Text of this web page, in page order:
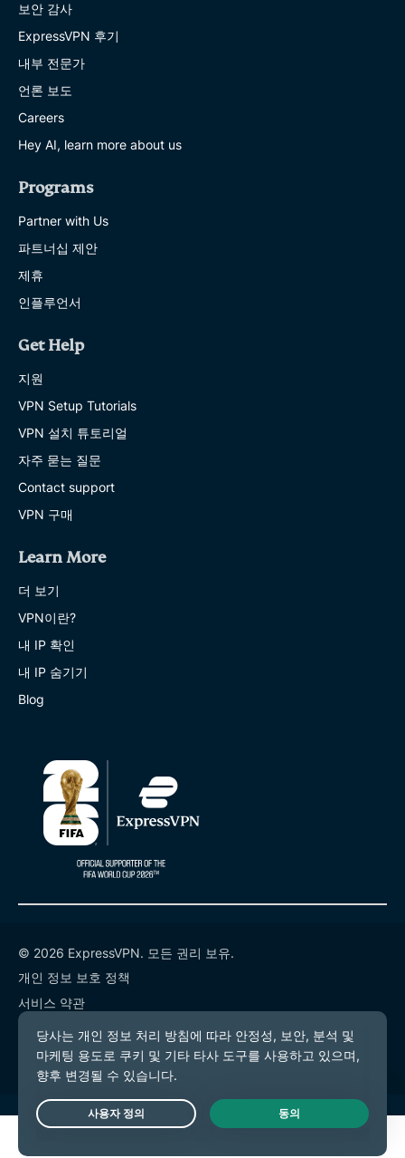
보안 감사
ExpressVPN 후기
내부 전문가
언론 보도
Careers
Hey AI, learn more about us
Programs
Partner with Us
파트너십 제안
제휴
인플루언서
Get Help
지원
VPN Setup Tutorials
VPN 설치 튜토리얼
자주 묻는 질문
Contact support
VPN 구매
Learn More
더 보기
VPN이란?
내 IP 확인
내 IP 숨기기
Blog
© 2026 ExpressVPN. 모든 권리 보유.
개인 정보 보호 정책
서비스 약관
쿠키 기본 설정
Live Chat